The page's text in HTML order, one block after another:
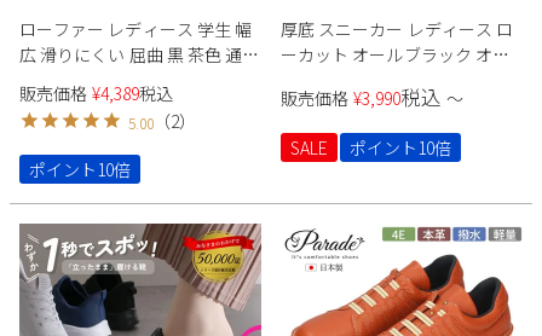
ローファー レディース 学生 幅
広 滑りにくい 屈曲 黒 茶色 通学
学生靴 痛くない 柔らかい 人工
皮革 卒業式 入学式 高校生
Parade 991101
販売価格 ¥4,389税込
5.00 （2）
ポイント10倍
厚底 スニーカー レディース ロ
ーカット オールブラック オー
パープル ラベンダー ブルー 推
し活 オタ活 参戦靴 Parade 6894
7095
販売価格 ¥3,990税込 〜
SALE ポイント10倍